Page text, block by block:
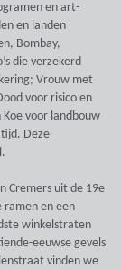
en art-
en landen
Bombay,
die verzekerd
Vrouw met
voor risico en
voor landbouw
Deze
Cremers uit de 19e
ramen en een
winkelstraten
eeuwse gevels
vinden we